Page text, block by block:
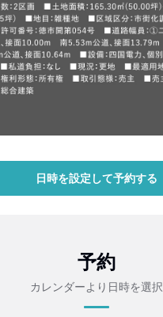
日時を設定して予約する
予約
カレンダーより日時を選択